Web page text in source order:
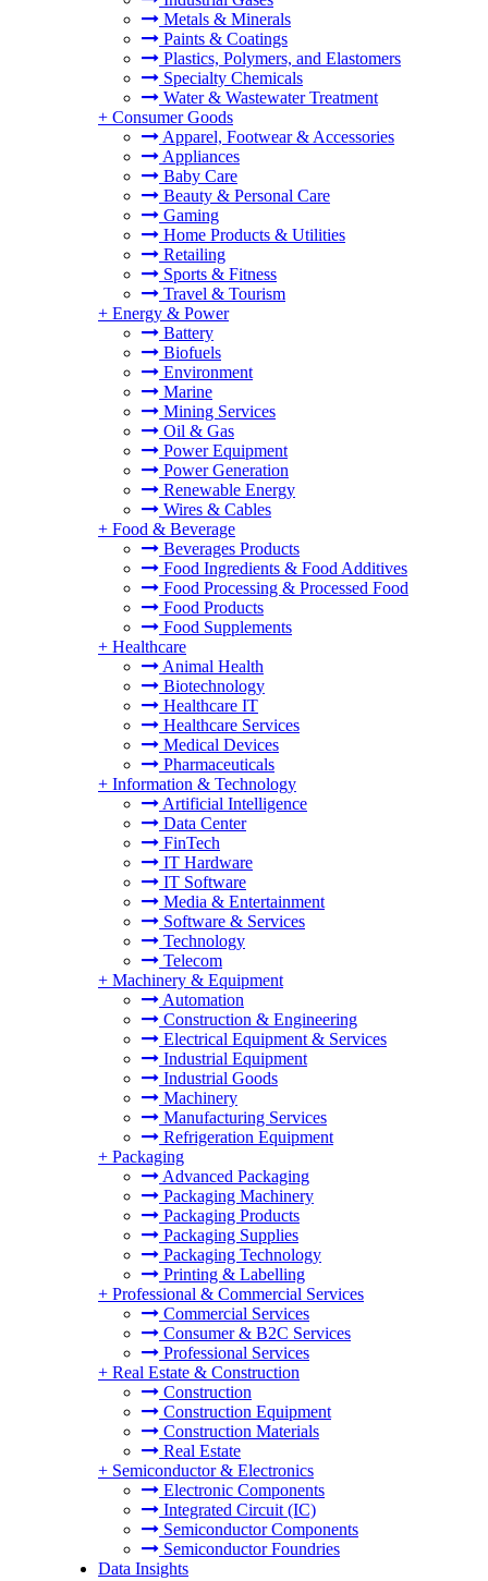
Metals & Minerals
Paints & Coatings
Plastics, Polymers, and Elastomers
Specialty Chemicals
Water & Wastewater Treatment
+ Consumer Goods
Apparel, Footwear & Accessories
Appliances
Baby Care
Beauty & Personal Care
Gaming
Home Products & Utilities
Retailing
Sports & Fitness
Travel & Tourism
+ Energy & Power
Battery
Biofuels
Environment
Marine
Mining Services
Oil & Gas
Power Equipment
Power Generation
Renewable Energy
Wires & Cables
+ Food & Beverage
Beverages Products
Food Ingredients & Food Additives
Food Processing & Processed Food
Food Products
Food Supplements
+ Healthcare
Animal Health
Biotechnology
Healthcare IT
Healthcare Services
Medical Devices
Pharmaceuticals
+ Information & Technology
Artificial Intelligence
Data Center
FinTech
IT Hardware
IT Software
Media & Entertainment
Software & Services
Technology
Telecom
+ Machinery & Equipment
Automation
Construction & Engineering
Electrical Equipment & Services
Industrial Equipment
Industrial Goods
Machinery
Manufacturing Services
Refrigeration Equipment
+ Packaging
Advanced Packaging
Packaging Machinery
Packaging Products
Packaging Supplies
Packaging Technology
Printing & Labelling
+ Professional & Commercial Services
Commercial Services
Consumer & B2C Services
Professional Services
+ Real Estate & Construction
Construction
Construction Equipment
Construction Materials
Real Estate
+ Semiconductor & Electronics
Electronic Components
Integrated Circuit (IC)
Semiconductor Components
Semiconductor Foundries
Data Insights